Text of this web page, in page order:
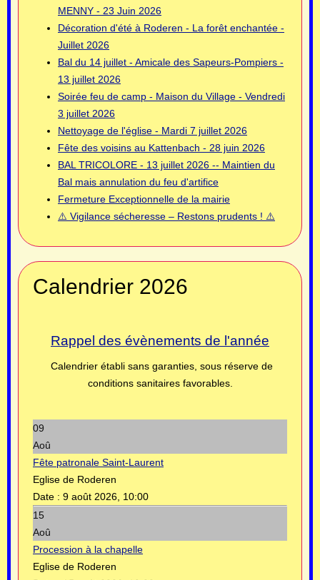
MENNY - 23 Juin 2026
Décoration d'été à Roderen - La forêt enchantée -
Juillet 2026
Bal du 14 juillet - Amicale des Sapeurs-Pompiers -
13 juillet 2026
Soirée feu de camp - Maison du Village - Vendredi
3 juillet 2026
Nettoyage de l'église - Mardi 7 juillet 2026
Fête des voisins au Kattenbach - 28 juin 2026
BAL TRICOLORE - 13 juillet 2026 -- Maintien du
Bal mais annulation du feu d'artifice
Fermeture Exceptionnelle de la mairie
⚠️ Vigilance sécheresse – Restons prudents ! ⚠️
Calendrier 2026
Rappel des évènements de l'année
Calendrier établi sans garanties, sous réserve de
conditions sanitaires favorables.
09
Aoû
Fête patronale Saint-Laurent
Eglise de Roderen
Date : 9 août 2026, 10:00
15
Aoû
Procession à la chapelle
Eglise de Roderen